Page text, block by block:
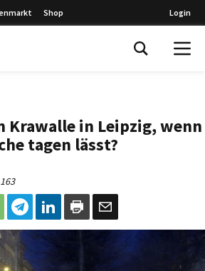
Shop Login
Krawalle in Leipzig, wenn
tagen lässt?
163